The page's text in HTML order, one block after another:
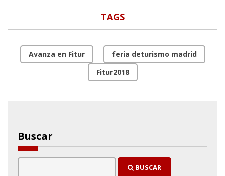
TAGS
Avanza en Fitur
feria deturismo madrid
Fitur2018
Buscar
BUSCAR